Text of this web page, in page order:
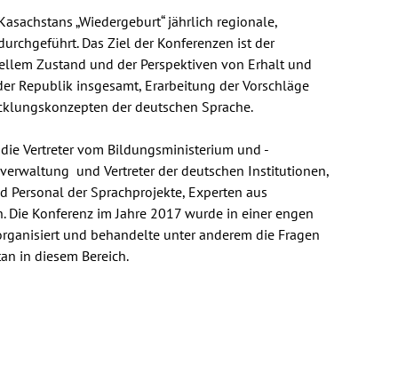
„Wiedergeburt“ jährlich regionale,
Das Ziel der Konferenzen ist der
Zustand und der Perspektiven von Erhalt und
Republik insgesamt, Erarbeitung der Vorschläge
der deutschen Sprache.
Vertreter vom Bildungsministerium und -
und Vertreter der deutschen Institutionen,
der Sprachprojekte, Experten aus
Konferenz im Jahre 2017 wurde in einer engen
und behandelte unter anderem die Fragen
in diesem Bereich.